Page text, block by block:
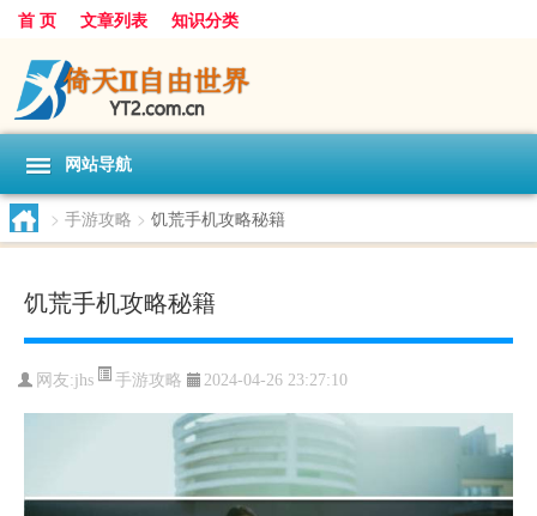
首 页 文章列表 知识分类
网站导航
> 手游攻略 > 饥荒手机攻略秘籍
饥荒手机攻略秘籍
网友:jhs 手游攻略 2024-04-26 23:27:10